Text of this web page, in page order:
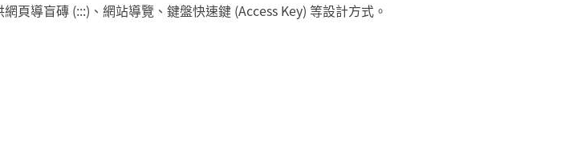
頁導盲磚 (:::)、網站導覽、鍵盤快速鍵 (Access Key) 等設計方式。